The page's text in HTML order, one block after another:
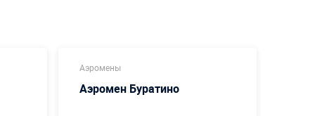
Аэромены
Аэромен Буратино